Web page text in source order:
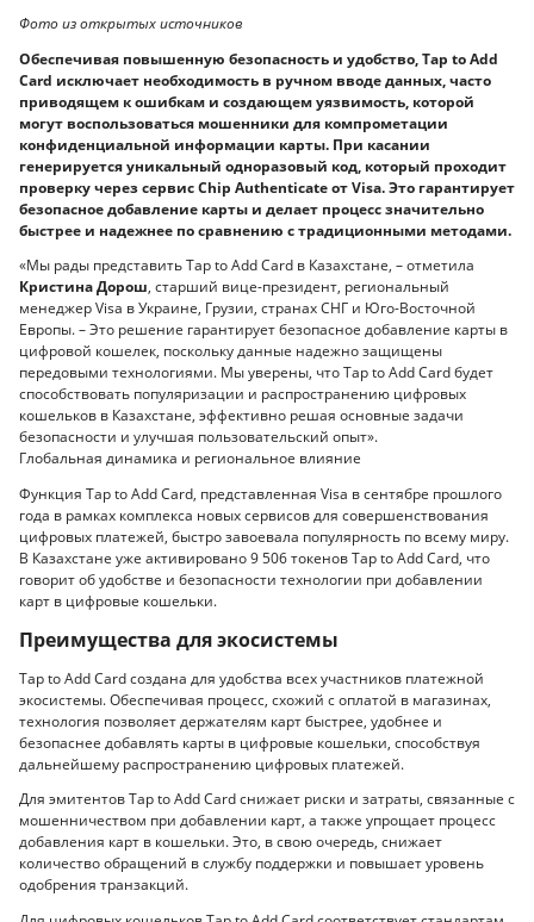
Фото из открытых источников
Обеспечивая повышенную безопасность и удобство, Tap to Add
Card исключает необходимость в ручном вводе данных, часто
приводящем к ошибкам и создающем уязвимость, которой
могут воспользоваться мошенники для компрометации
конфиденциальной информации карты. При касании
генерируется уникальный одноразовый код, который проходит
проверку через сервис Chip Authenticate от Visa. Это гарантирует
безопасное добавление карты и делает процесс значительно
быстрее и надежнее по сравнению с традиционными методами.
«Мы рады представить Tap to Add Card в Казахстане, – отметила
Кристина Дорош, старший вице-президент, региональный
менеджер Visa в Украине, Грузии, странах СНГ и Юго-Восточной
Европы. – Это решение гарантирует безопасное добавление карты в
цифровой кошелек, поскольку данные надежно защищены
передовыми технологиями. Мы уверены, что Tap to Add Card будет
способствовать популяризации и распространению цифровых
кошельков в Казахстане, эффективно решая основные задачи
безопасности и улучшая пользовательский опыт».
Глобальная динамика и региональное влияние
Функция Tap to Add Card, представленная Visa в сентябре прошлого
года в рамках комплекса новых сервисов для совершенствования
цифровых платежей, быстро завоевала популярность по всему миру.
В Казахстане уже активировано 9 506 токенов Tap to Add Card, что
говорит об удобстве и безопасности технологии при добавлении
карт в цифровые кошельки.
Преимущества для экосистемы
Tap to Add Card создана для удобства всех участников платежной
экосистемы. Обеспечивая процесс, схожий с оплатой в магазинах,
технология позволяет держателям карт быстрее, удобнее и
безопаснее добавлять карты в цифровые кошельки, способствуя
дальнейшему распространению цифровых платежей.
Для эмитентов Tap to Add Card снижает риски и затраты, связанные с
мошенничеством при добавлении карт, а также упрощает процесс
добавления карт в кошельки. Это, в свою очередь, снижает
количество обращений в службу поддержки и повышает уровень
одобрения транзакций.